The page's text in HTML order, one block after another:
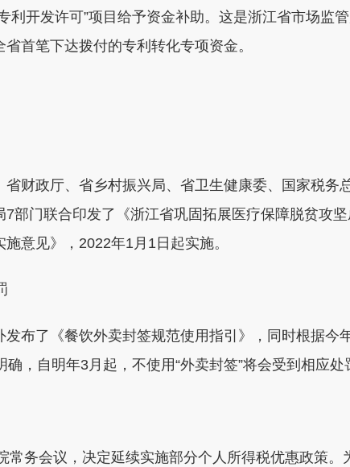
利开发许可”项目给予资金补助。这是浙江省市场监
首笔下达拨付的专利转化专项资金。
政厅、省乡村振兴局、省卫生健康委、国家税务
部门联合印发了《浙江省巩固拓展医疗保障脱贫攻坚
意见》，2022年1月1日起实施。
了《餐饮外卖封签规范使用指引》，同时根据今
，自明年3月起，不使用“外卖封签”将会受到相应处
务会议，决定延续实施部分个人所得税优惠政策。